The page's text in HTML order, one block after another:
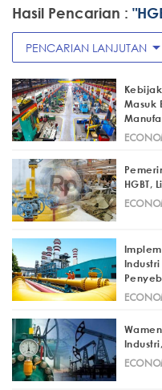
Hasil Pencarian :
PENCARIAN LANJUTAN arrow_drop_down
Masuk
HGBT,